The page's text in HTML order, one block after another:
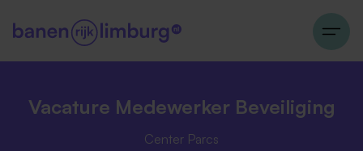
Vacature Medewerker Beveiliging
Center Parcs